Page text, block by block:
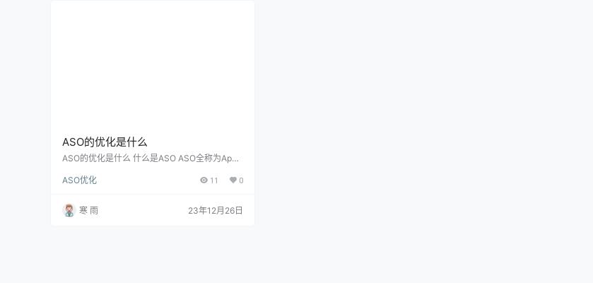
ASO的优化是什么
ASO的优化是什么 什么是ASO ASO全称为App
通过优化应用在应用商店中的展示效果，提高应
O的目标是通过提高应用的曝光度和可见性，吸
引更多的目标用户，并让他们下载和使用应用。
ASO优化 11 0
寒 雨 23年12月26日